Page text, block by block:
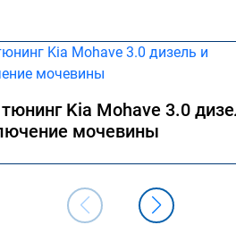
Kia Mohave 3.0
мочевины